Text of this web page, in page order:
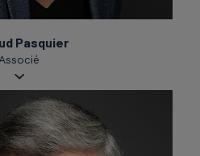
Pasquier
Associé